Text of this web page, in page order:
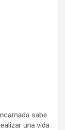
sabe
una vida